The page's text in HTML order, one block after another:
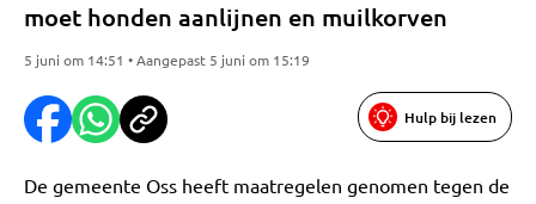
moet honden aanlijnen en muilkorven
5 juni om 14:51 • Aangepast 5 juni om 15:19
Hulp bij lezen
De gemeente Oss heeft maatregelen genomen tegen de